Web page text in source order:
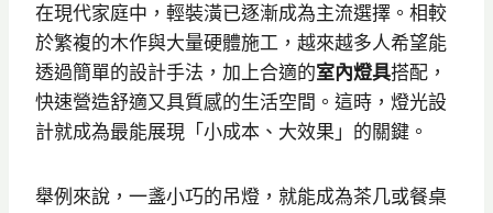
在現代家庭中，輕裝潢已逐漸成為主流選擇。相較
於繁複的木作與大量硬體施工，越來越多人希望能
透過簡單的設計手法，加上合適的室內燈具搭配，
快速營造舒適又具質感的生活空間。這時，燈光設
計就成為最能展現「小成本、大效果」的關鍵。
舉例來說，一盞小巧的吊燈，就能成為茶几或餐桌